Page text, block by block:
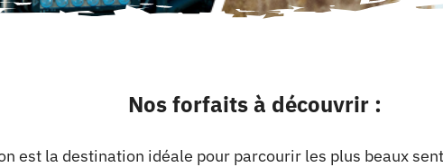
Nos forfaits à découvrir :
est la destination idéale pour parcourir les plus beaux